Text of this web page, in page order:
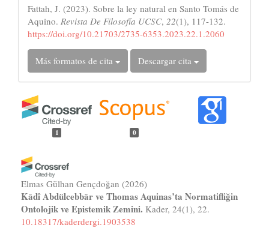
Fattah, J. (2023). Sobre la ley natural en Santo Tomás de
Aquino. Revista De Filosofía UCSC, 22(1), 117-132.
https://doi.org/10.21703/2735-6353.2023.22.1.2060
Más formatos de cita Descargar cita
1 0
Elmas Gülhan Gençdoğan (2026)
Kādî Abdülcebbâr ve Thomas Aquinas’ta Normatifliğin
Ontolojik ve Epistemik Zemini. Kader, 24(1), 22.
10.18317/kaderdergi.1903538